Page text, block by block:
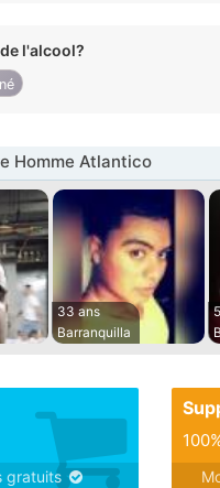
l'alcool?
Homme Atlantico
33 ans
Barranquilla
gratuits